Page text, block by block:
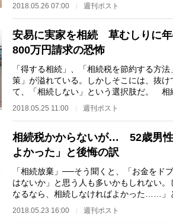
2018.05.26 07:00 週刊ポスト
安易に実家を相続 草むしりに年
800万円請求の恐怖
「得する相続」、「相続税を節約する方
策」が溢れている。しかしそこには、抜け
て、「相続しない」という選択肢だ。 相
度がある。最低3600万…
2018.05.25 11:00 週刊ポスト
相続税かからないが… 52歳男
よかった」と後悔の訳
「相続放棄」──そう聞くと、「お金をド
はないか」と思う人も多いかもしれない
なるなら、相続しなければよかった……」
（52）は後悔している…
2018.05.23 16:00 週刊ポスト